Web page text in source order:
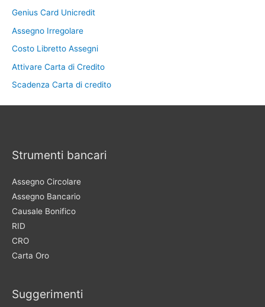
Genius Card Unicredit
Assegno Irregolare
Costo Libretto Assegni
Attivare Carta di Credito
Scadenza Carta di credito
Strumenti bancari
Assegno Circolare
Assegno Bancario
Causale Bonifico
RID
CRO
Carta Oro
Suggerimenti